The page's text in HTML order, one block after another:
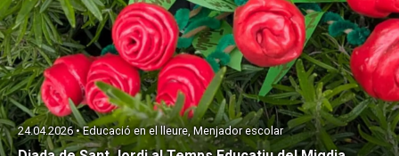
24.04.2026 • Educació en el lleure, Menjador escolar